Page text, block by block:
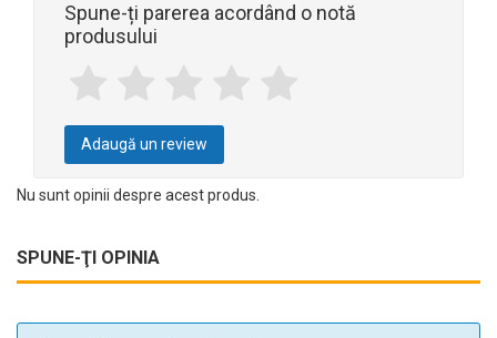
Spune-ți parerea acordând o notă
produsului
Adaugă un review
Nu sunt opinii despre acest produs.
SPUNE-ŢI OPINIA